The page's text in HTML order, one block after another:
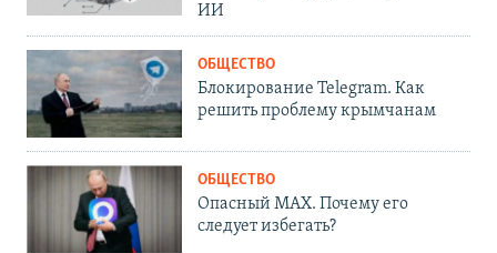
ИИ
ОБЩЕСТВО
Блокирование Telegram. Как
решить проблему крымчанам
ОБЩЕСТВО
Опасный MAX. Почему его
следует избегать?